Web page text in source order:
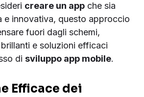
creare un app che sia
e innovativa, questo approccio
fuori dagli schemi,
e soluzioni efficaci
disviluppo app mobile.
Efficace dei